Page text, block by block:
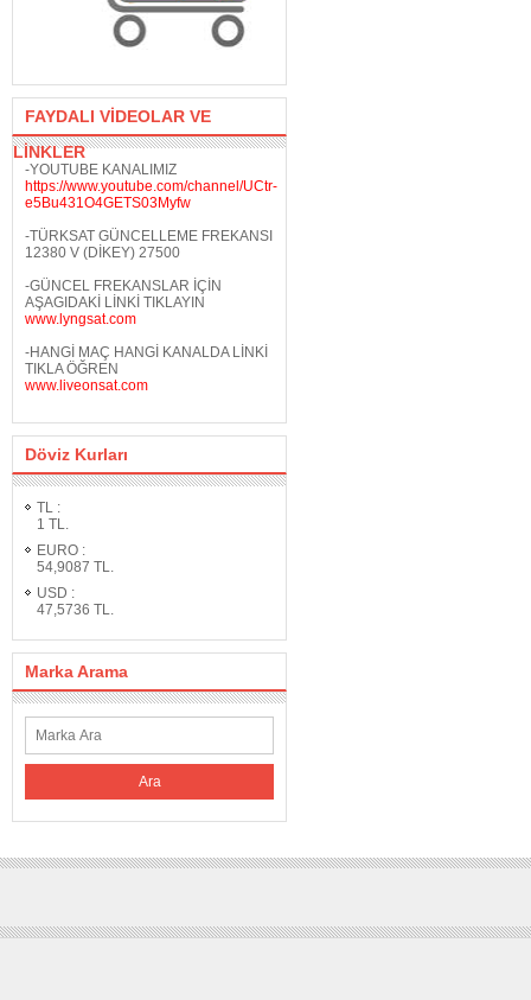
FAYDALI VİDEOLAR VE
LİNKLER
-YOUTUBE KANALIMIZ
https://www.youtube.com/channel/UCtr-
e5Bu431O4GETS03Myfw
-TÜRKSAT GÜNCELLEME FREKANSI
12380 V (DİKEY) 27500
-GÜNCEL FREKANSLAR İÇİN
AŞAGIDAKİ LİNKİ TIKLAYIN
www.lyngsat.com
-HANGİ MAÇ HANGİ KANALDA LİNKİ
TIKLA ÖĞREN
www.liveonsat.com
Döviz Kurları
TL :
1 TL.
EURO :
54,9087 TL.
USD :
47,5736 TL.
Marka Arama
Ara